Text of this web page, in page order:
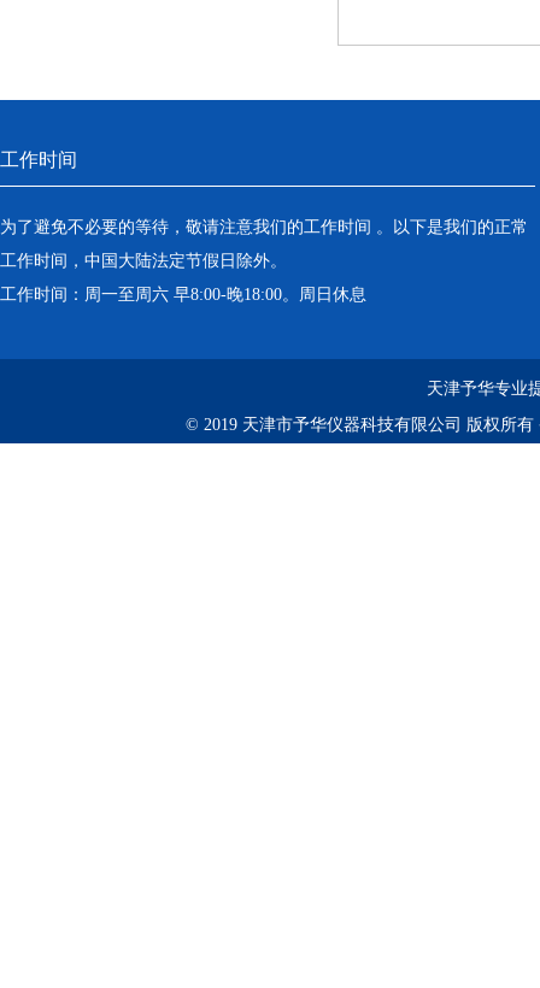
工作时间
为了避免不必要的等待，敬请注意我们的工作时间 。以下是我们的正常
工作时间，中国大陆法定节假日除外。
工作时间：周一至周六 早8:00-晚18:00。周日休息
天津予华专业
© 2019 天津市予华仪器科技有限公司 版权所有